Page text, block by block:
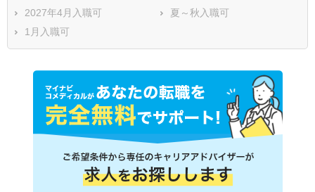
2027年4月入職可
夏～秋入職可
1月入職可